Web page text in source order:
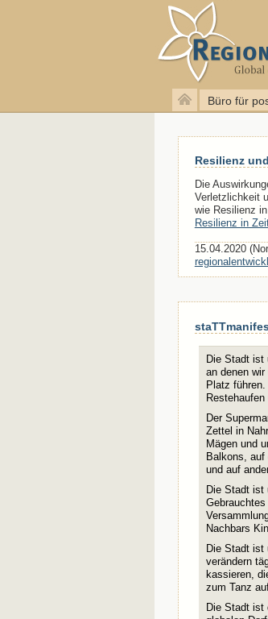
Büro für
Resilienz
Die
Verletzlichkeit
wie Resilienz
Resilienz in
15.04.2020
Die Stadt ist
an denen
Platz
Der
Zettel in
Mägen und
Balkons,
und auf
Die Stadt ist
Nachbars
Die Stadt ist
verändern
kassieren,
zum Tanz
Die Stadt ist